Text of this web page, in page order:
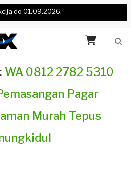
do 01.09.2026.
WA 0812 2782 5310
Pagar
Murah Tepus